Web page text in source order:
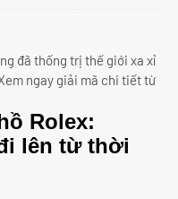
đã thống trị thế giới xa xỉ
ngay giải mã chi tiết từ
Rolex:
lên từ thời